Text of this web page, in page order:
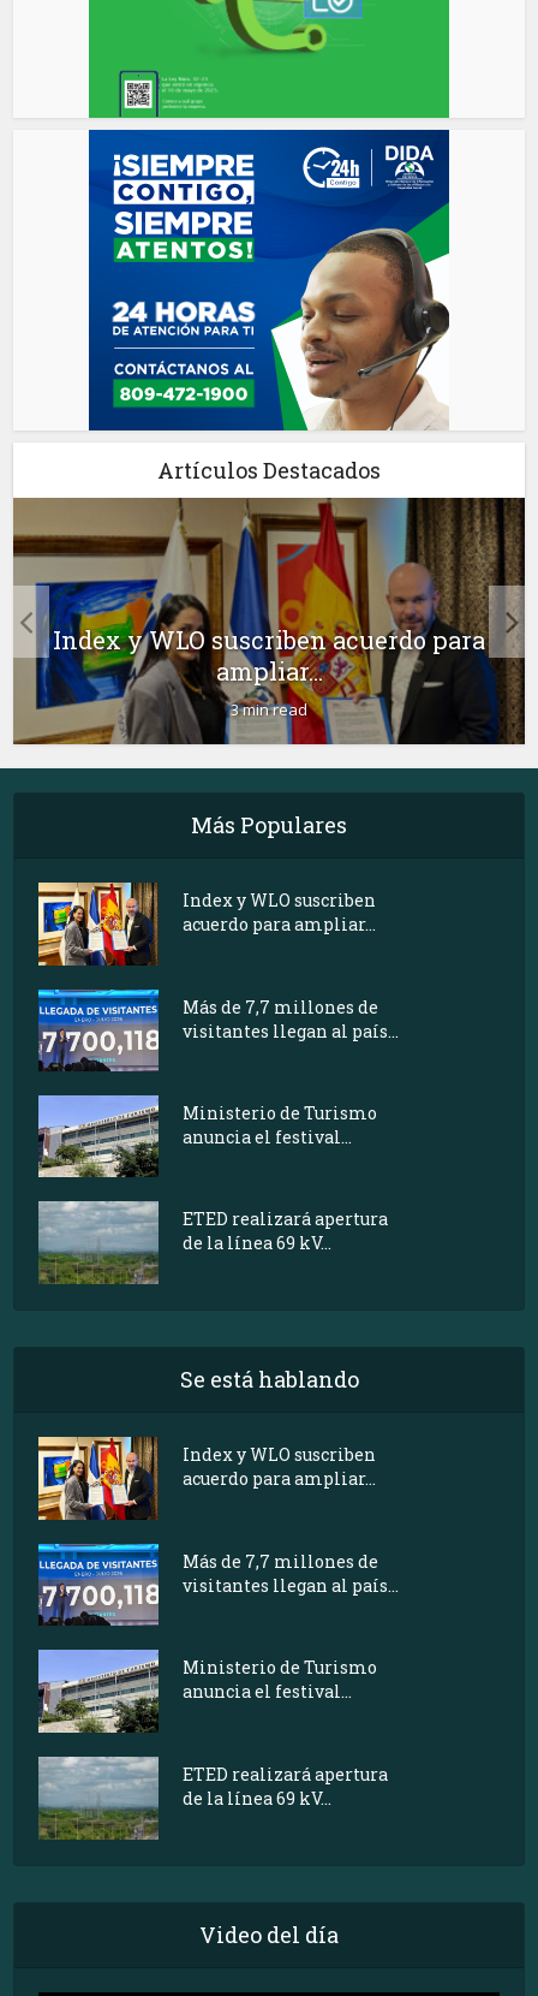
Artículos Destacados
Index y WLO suscriben acuerdo para
ampliar...
3 min read
Más Populares
Index y WLO suscriben
acuerdo para ampliar...
Más de 7,7 millones de
visitantes llegan al país...
Ministerio de Turismo
anuncia el festival...
ETED realizará apertura
de la línea 69 kV...
Se está hablando
Index y WLO suscriben
acuerdo para ampliar...
Más de 7,7 millones de
visitantes llegan al país...
Ministerio de Turismo
anuncia el festival...
ETED realizará apertura
de la línea 69 kV...
Video del día